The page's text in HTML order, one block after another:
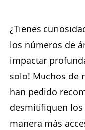
¿Tienes
los números de
impactar
solo! Muchos de
han pedido
desmitifiquen los
manera más